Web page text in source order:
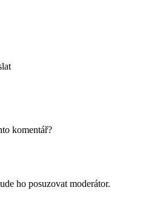
komentář?
ho posuzovat moderátor.